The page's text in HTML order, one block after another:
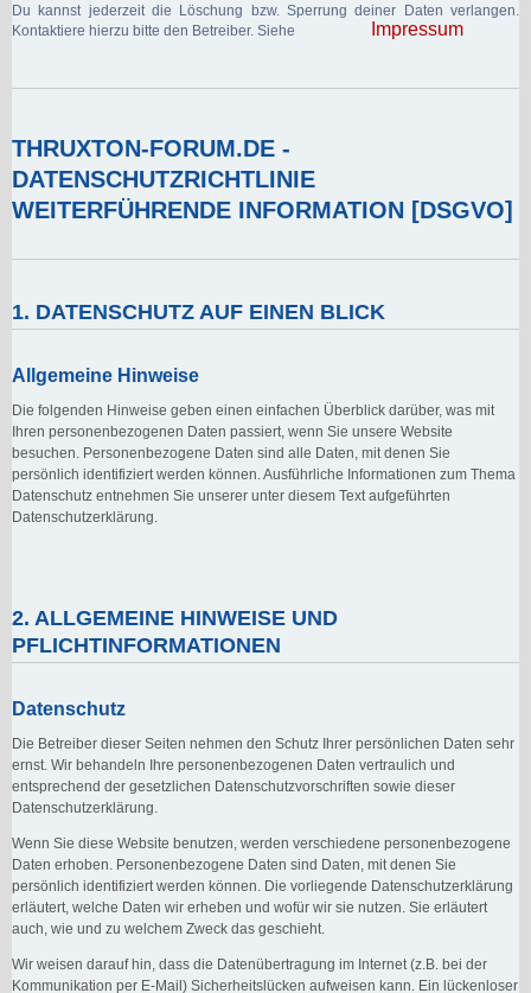
Du kannst jederzeit die Löschung bzw. Sperrung deiner Daten verlangen.
Kontaktiere hierzu bitte den Betreiber. Siehe
Impressum
THRUXTON-FORUM.DE -
DATENSCHUTZRICHTLINIE
WEITERFÜHRENDE INFORMATION [DSGVO]
1. DATENSCHUTZ AUF EINEN BLICK
Allgemeine Hinweise
Die folgenden Hinweise geben einen einfachen Überblick darüber, was mit
Ihren personenbezogenen Daten passiert, wenn Sie unsere Website
besuchen. Personenbezogene Daten sind alle Daten, mit denen Sie
persönlich identifiziert werden können. Ausführliche Informationen zum Thema
Datenschutz entnehmen Sie unserer unter diesem Text aufgeführten
Datenschutzerklärung.
2. ALLGEMEINE HINWEISE UND
PFLICHTINFORMATIONEN
Datenschutz
Die Betreiber dieser Seiten nehmen den Schutz Ihrer persönlichen Daten sehr
ernst. Wir behandeln Ihre personenbezogenen Daten vertraulich und
entsprechend der gesetzlichen Datenschutzvorschriften sowie dieser
Datenschutzerklärung.
Wenn Sie diese Website benutzen, werden verschiedene personenbezogene
Daten erhoben. Personenbezogene Daten sind Daten, mit denen Sie
persönlich identifiziert werden können. Die vorliegende Datenschutzerklärung
erläutert, welche Daten wir erheben und wofür wir sie nutzen. Sie erläutert
auch, wie und zu welchem Zweck das geschieht.
Wir weisen darauf hin, dass die Datenübertragung im Internet (z.B. bei der
Kommunikation per E-Mail) Sicherheitslücken aufweisen kann. Ein lückenloser